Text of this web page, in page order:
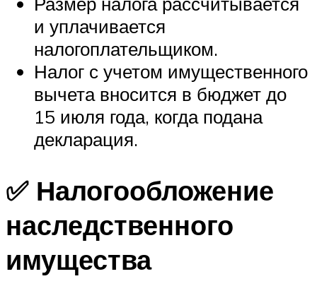
и уплачивается
налогоплательщиком.
Налог с учетом имущественного
вычета вносится в бюджет до
15 июля года, когда подана
декларация.
✅ Налогообложение
наследственного
имущества